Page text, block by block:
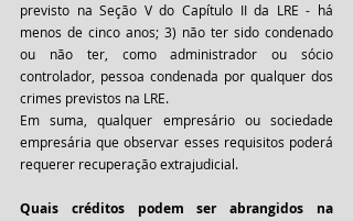
previsto na Seção V do Capítulo II da LRE - há
menos de cinco anos; 3) não ter sido condenado
ou não ter, como administrador ou sócio
controlador, pessoa condenada por qualquer dos
crimes previstos na LRE.
Em suma, qualquer empresário ou sociedade
empresária que observar esses requisitos poderá
requerer recuperação extrajudicial.
Quais créditos podem ser abrangidos na